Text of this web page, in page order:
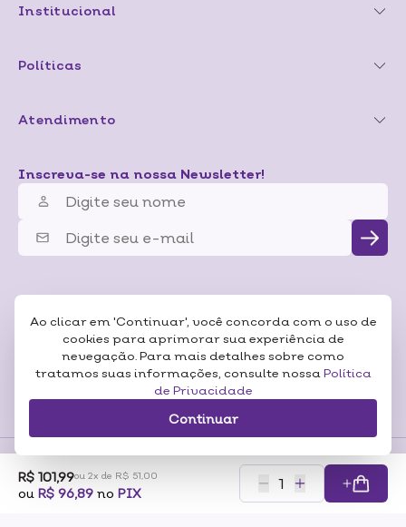
Ao clicar em 'Continuar', você concorda com o uso de
cookies para aprimorar sua experiência de
nevegação. Para mais detalhes sobre como
tratamos suas informações, consulte nossa Política
de Privacidade
Continuar
R$ 101,99ou 2x de R$ 51,00
ou R$ 96,89 no PIX
Institucional
Políticas
Atendimento
Inscreva-se na nossa Newsletter!
Certificados
Formas de